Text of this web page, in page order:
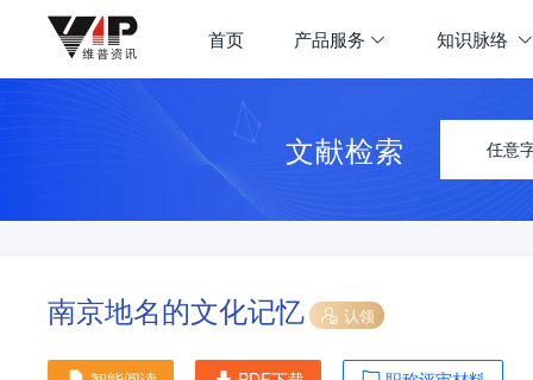
首页 产品服务 知识脉络
文献检索 任意
南京地名的文化记忆 认领